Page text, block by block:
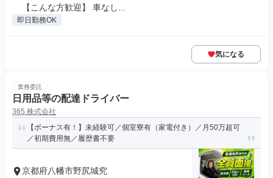
【こんな方歓迎】 車なし...
即日勤務OK
気になる
業務委託
日用品等の配達ドライバー
365.株式会社
【ボーナス有！】未経験可／個室寮有（家電付き）／月50万超可
／初期費用無／履歴書不要
京都府八幡市野尻城究